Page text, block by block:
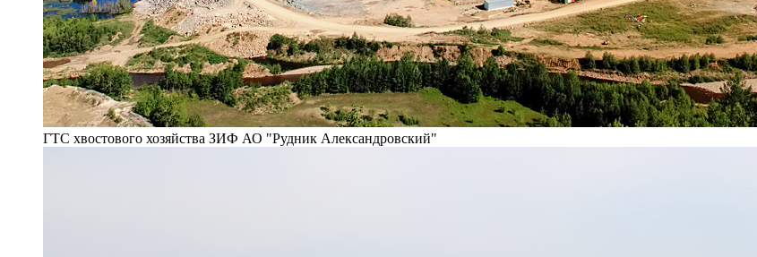
ГТС хвостового хозяйства ЗИФ АО "Рудник Александровский"